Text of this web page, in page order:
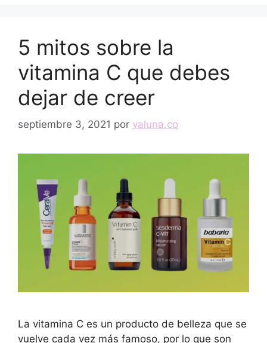
5 mitos sobre la
vitamina C que debes
dejar de creer
septiembre 3, 2021 por valuna.co
La vitamina C es un producto de belleza que se
vuelve cada vez más famoso, por lo que son